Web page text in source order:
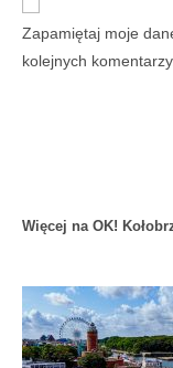
Zapamiętaj moje
kolejnych komentarzy.
Więcej na OK!